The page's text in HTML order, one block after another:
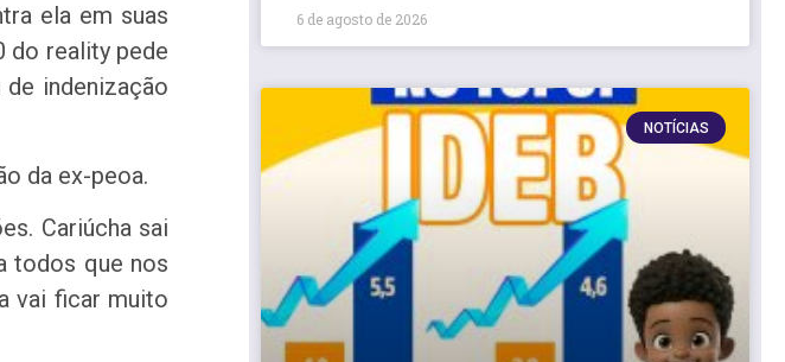
ela em suas
do reality pede
indenização
da ex-peoa.
Cariúcha sai
todos que nos
vai ficar muito
6 de agosto de 2026
NOTÍCIAS